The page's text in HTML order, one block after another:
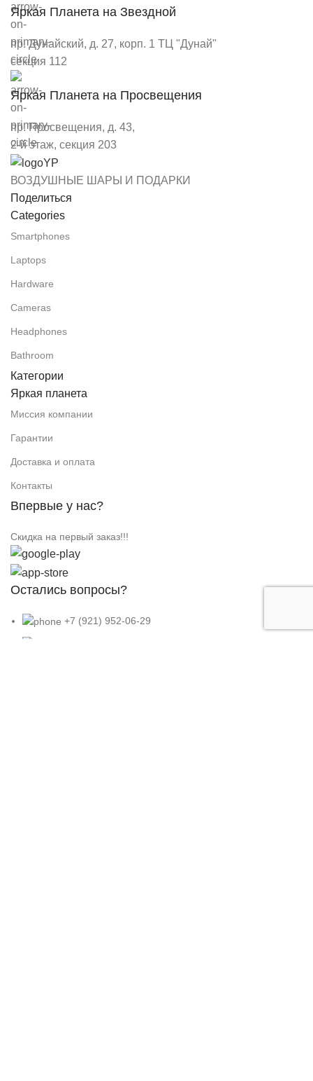
Яркая Планета на Звездной
пр. Дунайский, д. 27, корп. 1 ТЦ "Дунай"
секция 112
Яркая Планета на Просвещения
пр. Просвещения, д. 43,
2-й этаж, секция 203
ВОЗДУШНЫЕ ШАРЫ И ПОДАРКИ
Поделиться
Categories
Smartphones
Laptops
Hardware
Cameras
Headphones
Bathroom
Категории
Яркая планета
Миссия компании
Гарантии
Доставка и оплата
Контакты
Впервые у нас?
Скидка на первый заказ!!!
Остались вопросы?
+7 (921) 952-06-29